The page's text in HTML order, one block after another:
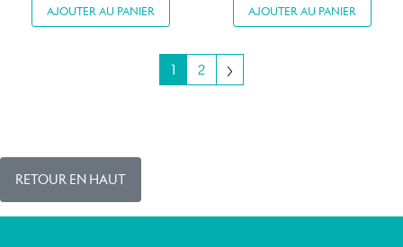
AJOUTER AU PANIER AJOUTER AU PANIER
1 2 Suivant
RETOUR EN HAUT